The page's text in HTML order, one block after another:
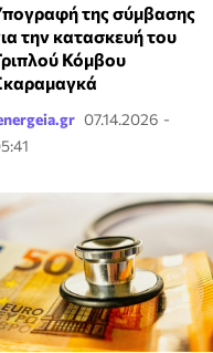
της σύμβασης
την κατασκευή του
Κόμβου
07.14.2026 -